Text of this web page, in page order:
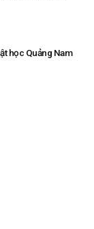
học Quảng Nam